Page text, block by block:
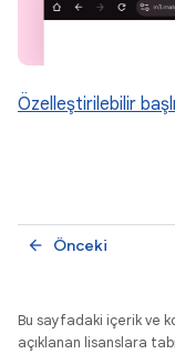
Özelleştirilebilir
Önceki
arrow_back
Bu sayfadaki içerik ve
açıklanan lisanslara